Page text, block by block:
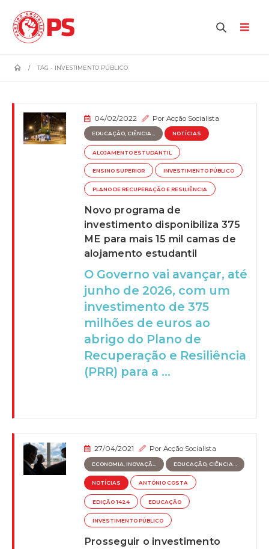
TAG - INVESTIMENTO PÚBLICO
04/02/2022 PorAcção Socialista
EDUCAÇÃO, CIÊNCIA... NOTÍCIAS
ALOJAMENTO ESTUDANTIL
ENSINO SUPERIOR INVESTIMENTO PÚBLICO
PLANO DE RECUPERAÇÃO E RESILIÊNCIA
Novo programa de
investimento disponibiliza 375
ME para mais 15 mil camas de
alojamento estudantil
O Governo vai avançar, até
junho de 2026, com um
investimento de 375
milhões de euros ao
abrigo do Plano de
Recuperação e Resiliência
(PRR) para a ...
27/04/2021 PorAcção Socialista
ECONOMIA, INOVAÇÃ... EDUCAÇÃO, CIÊNCIA...
NOTÍCIAS ANTÓNIO COSTA
EDIÇÃO 1424 EDUCAÇÃO
INVESTIMENTO PÚBLICO
Prosseguir o investimento